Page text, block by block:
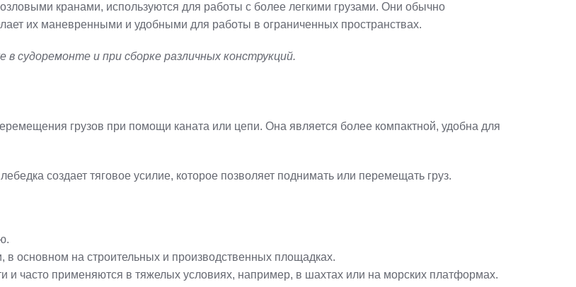
кранами, используются для работы с более легкими грузами. Они обычно
их маневренными и удобными для работы в ограниченных пространствах.
судоремонте и при сборке различных конструкций.
грузов при помощи каната или цепи. Она является более компактной, удобна для
создает тяговое усилие, которое позволяет поднимать или перемещать груз.
основном на строительных и производственных площадках.
и часто применяются в тяжелых условиях, например, в шахтах или на морских платформах.